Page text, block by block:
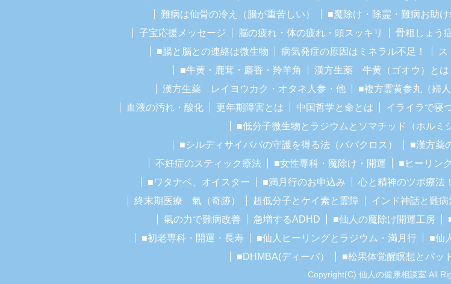
難病は仙骨の冷え（腸が重苦しい）
■魔除け・除霊・難病お助
子宝応援メッセージ
脳の疲れ・体の疲れ・頭スッキリ 骨粗しょう
■腸と脳との連絡は微生物
病気発症の原因はミネラル不足！ ス
■牛黄・鹿茸・麝香・羚羊角
漢方生薬 牛黄（ゴオウ）とは
漢方生薬 レイヨウカク・オタネ人参・他
■複方霊黄参丸（婦人
血液の汚れ・酸化
更年期障害とは 中国哲学と命とは イライラで寝
■低分子微生物とラジウムとソマチッド（ホルミ
■シルディサイババの守護を得る法（ババクロス）
■漢方薬
不妊症のスティック療法
■女性専科・魔除け・開運 ■ヒーリン
■ワタナベ、オイスター
■満月行のお申込み 心と精神のツボ療法！
終末期医療 氣（奇跡）
超低分子とケイ素と霊障 インド神話と難病
氣の力で難病改善
急増するADHD ■仙人の魔除け開運工房
■初老専科・開運・長寿
■仙人ヒーリングとラジウム・満月行 ■仙
■DHMBA(ディーバ）
■松果体覚醒瞑想とパッ
Copyright(C) 仙人の健康相談室 All